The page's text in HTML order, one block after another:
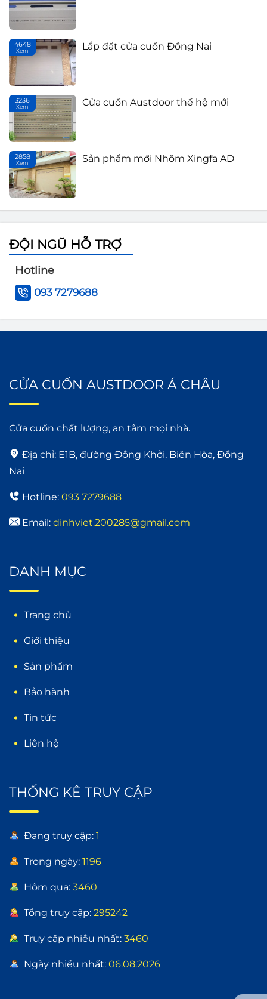
Sản phẩm mới Nhôm Xingfa AD
4648
Xem Lắp đặt cửa cuốn Đồng Nai
3236
Xem Cửa cuốn Austdoor thế hệ mới
2858
Xem Sản phẩm mới Nhôm Xingfa AD
ĐỘI NGŨ HỖ TRỢ
Hotline
093 7279688
CỬA CUỐN AUSTDOOR Á CHÂU
Cửa cuốn chất lượng, an tâm mọi nhà.
Địa chỉ: E1B, đường Đồng Khởi, Biên Hòa, Đồng
Nai
Hotline: 093 7279688
Email: dinhviet.200285@gmail.com
DANH MỤC
Trang chủ
Giới thiệu
Sản phẩm
Bảo hành
Tin tức
Liên hệ
THỐNG KÊ TRUY CẬP
Đang truy cập: 1
Trong ngày: 1196
Hôm qua: 3460
Tổng truy cập: 295242
Truy cập nhiều nhất: 3460
Ngày nhiều nhất: 06.08.2026